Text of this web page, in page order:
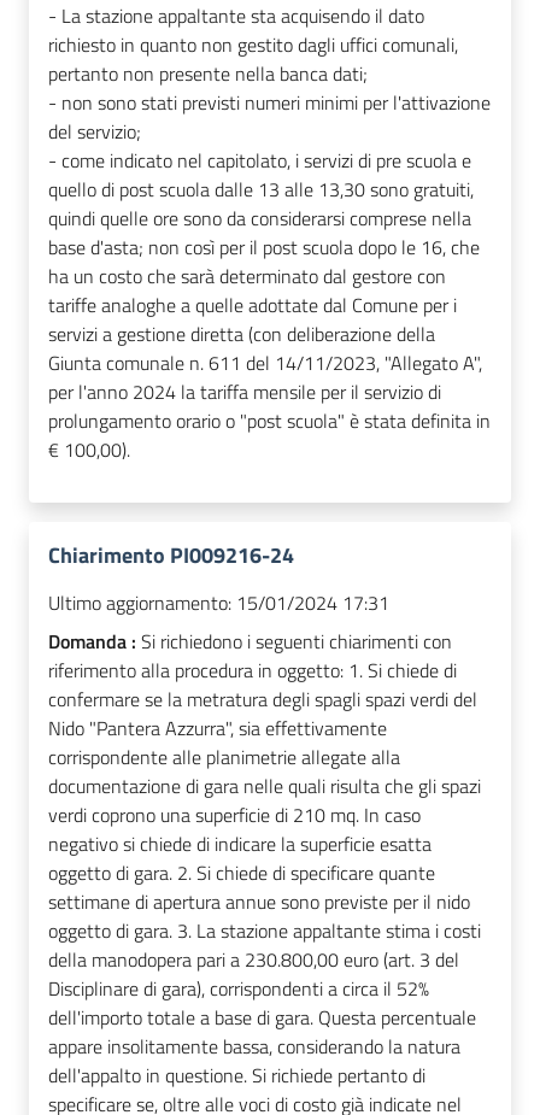
- La stazione appaltante sta acquisendo il dato
richiesto in quanto non gestito dagli uffici comunali,
pertanto non presente nella banca dati;
- non sono stati previsti numeri minimi per l'attivazione
del servizio;
- come indicato nel capitolato, i servizi di pre scuola e
quello di post scuola dalle 13 alle 13,30 sono gratuiti,
quindi quelle ore sono da considerarsi comprese nella
base d'asta; non così per il post scuola dopo le 16, che
ha un costo che sarà determinato dal gestore con
tariffe analoghe a quelle adottate dal Comune per i
servizi a gestione diretta (con deliberazione della
Giunta comunale n. 611 del 14/11/2023, "Allegato A",
per l'anno 2024 la tariffa mensile per il servizio di
prolungamento orario o "post scuola" è stata definita in
€ 100,00).
Chiarimento PI009216-24
Ultimo aggiornamento: 15/01/2024 17:31
Domanda : Si richiedono i seguenti chiarimenti con
riferimento alla procedura in oggetto: 1. Si chiede di
confermare se la metratura degli spagli spazi verdi del
Nido "Pantera Azzurra", sia effettivamente
corrispondente alle planimetrie allegate alla
documentazione di gara nelle quali risulta che gli spazi
verdi coprono una superficie di 210 mq. In caso
negativo si chiede di indicare la superficie esatta
oggetto di gara. 2. Si chiede di specificare quante
settimane di apertura annue sono previste per il nido
oggetto di gara. 3. La stazione appaltante stima i costi
della manodopera pari a 230.800,00 euro (art. 3 del
Disciplinare di gara), corrispondenti a circa il 52%
dell'importo totale a base di gara. Questa percentuale
appare insolitamente bassa, considerando la natura
dell'appalto in questione. Si richiede pertanto di
specificare se, oltre alle voci di costo già indicate nel